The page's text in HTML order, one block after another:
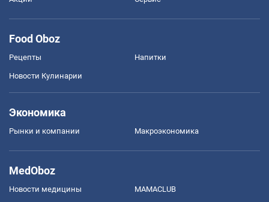
Food Oboz
Рецепты Напитки
Новости Кулинарии
Экономика
Рынки и компании Mакроэкономика
MedOboz
Новости медицины MAMACLUB